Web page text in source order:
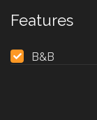
Features
B&B